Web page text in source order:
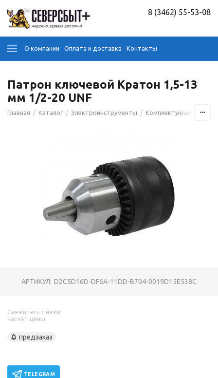
8 (3462) 55-53-08
О компании Оплата и доставка Контакты
Патрон ключевой Кратон 1,5-13
мм 1/2-20 UNF
Главная / Каталог / Электроинструменты / Комплектующие к
АРТИКУЛ: D2C5D16D-DF6A-11DD-B704-0019D15E538C
Свяжитесь с нами
насчёт цены
предзаказ
TELEGRAM